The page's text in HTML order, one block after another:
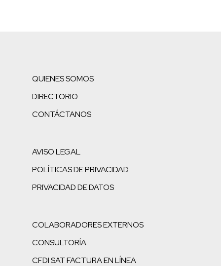
QUIENES SOMOS
DIRECTORIO
CONTÁCTANOS
AVISO LEGAL
POLÍTICAS DE PRIVACIDAD
PRIVACIDAD DE DATOS
COLABORADORES EXTERNOS
CONSULTORÍA
CFDI SAT FACTURA EN LÍNEA